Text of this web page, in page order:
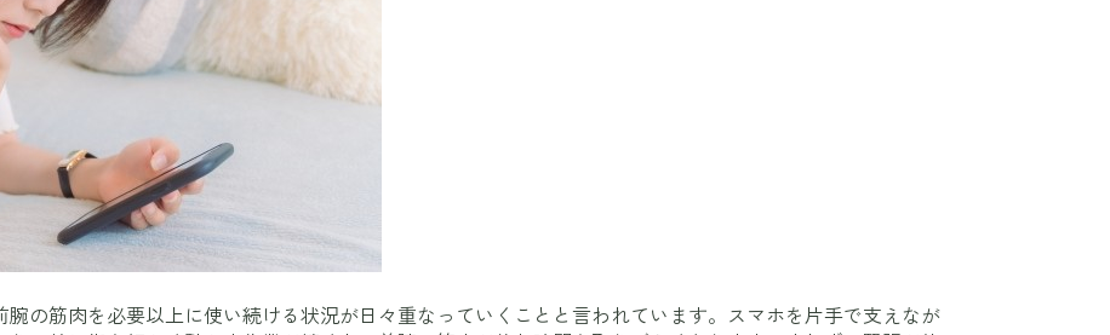
の筋肉を必要以上に使い続ける状況が日々重なっていくことと言われています。スマホを片手で支えなが